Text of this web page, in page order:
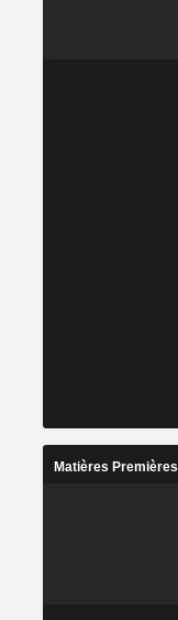
Matières Premières